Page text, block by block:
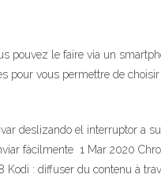
pouvez le faire via un
pour vous permettre de
deslizando el interruptor a
fácilmente 1 Mar 2020
: diffuser du contenu à